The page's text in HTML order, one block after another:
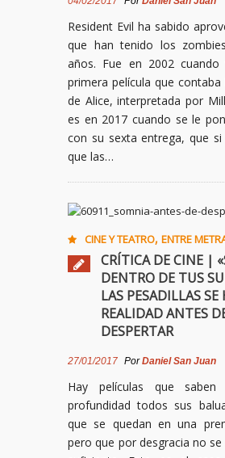
Resident Evil ha sabido
que han tenido los
años. Fue en 2002
primera película que contaba
de Alice, interpretada por
es en 2017 cuando se le
con su sexta entrega, que si
que las…
CINE Y TEATRO, ENTRE
CRÍTICA DE CINE |
DENTRO DE TUS
LAS PESADILLAS SE
REALIDAD ANTES
DESPERTAR
27/01/2017 PorDaniel San Juan
Hay películas que saben
profundidad todos sus
que se quedan en una
pero que por desgracia no